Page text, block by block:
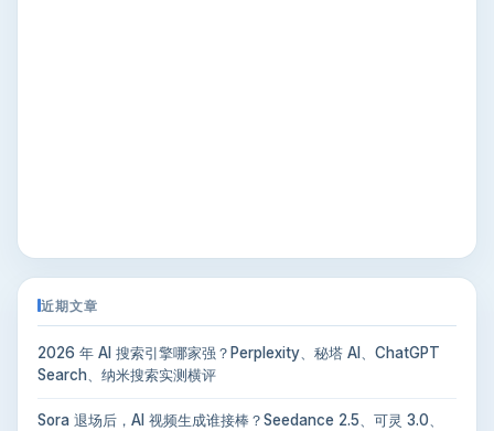
近期文章
2026 年 AI 搜索引擎哪家强？Perplexity、秘塔 AI、ChatGPT
Search、纳米搜索实测横评
Sora 退场后，AI 视频生成谁接棒？Seedance 2.5、可灵 3.0、